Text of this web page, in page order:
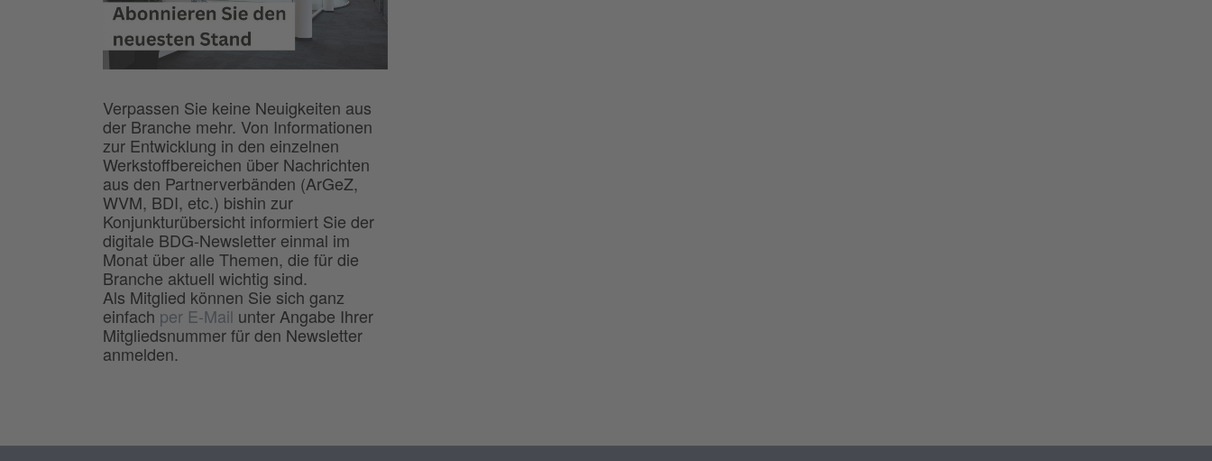
Verpassen Sie keine Neuigkeiten aus
der Branche mehr. Von Informationen
zur Entwicklung in den einzelnen
Werkstoffbereichen über Nachrichten
aus den Partnerverbänden (ArGeZ,
WVM, BDI, etc.) bishin zur
Konjunkturübersicht informiert Sie der
digitale BDG-Newsletter einmal im
Monat über alle Themen, die für die
Branche aktuell wichtig sind.
Als Mitglied können Sie sich ganz
einfachper E-Mail unter Angabe Ihrer
Mitgliedsnummer für den Newsletter
anmelden.